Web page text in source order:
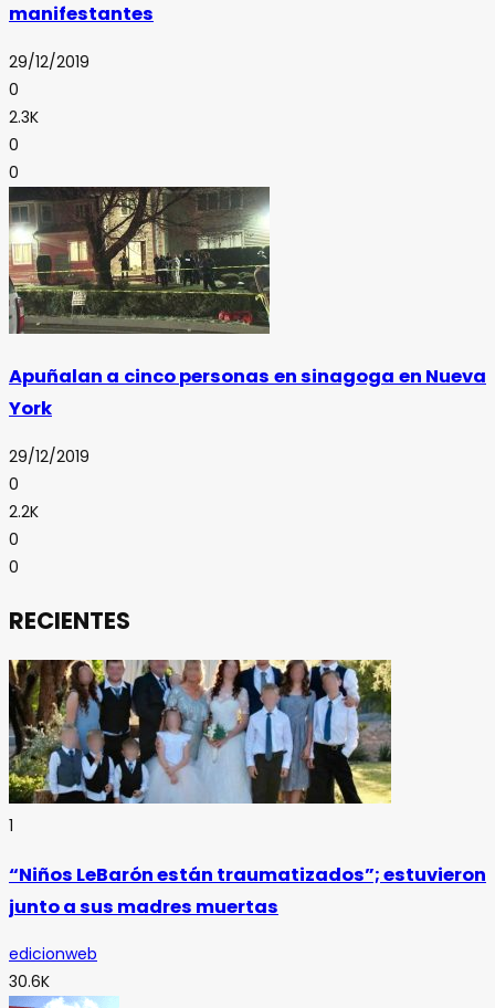
manifestantes
29/12/2019
0
2.3K
0
0
Apuñalan a cinco personas en sinagoga en Nueva
York
29/12/2019
0
2.2K
0
0
RECIENTES
1
“Niños LeBarón están traumatizados”; estuvieron
junto a sus madres muertas
edicionweb
30.6K